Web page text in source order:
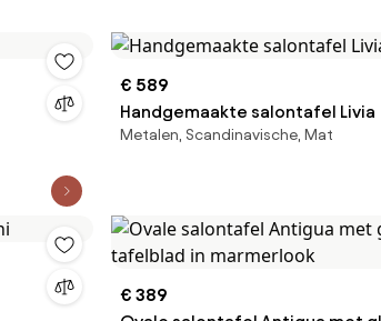
€ 589
Handgemaakte salontafel Livia
Metalen, Scandinavische, Mat
€ 389